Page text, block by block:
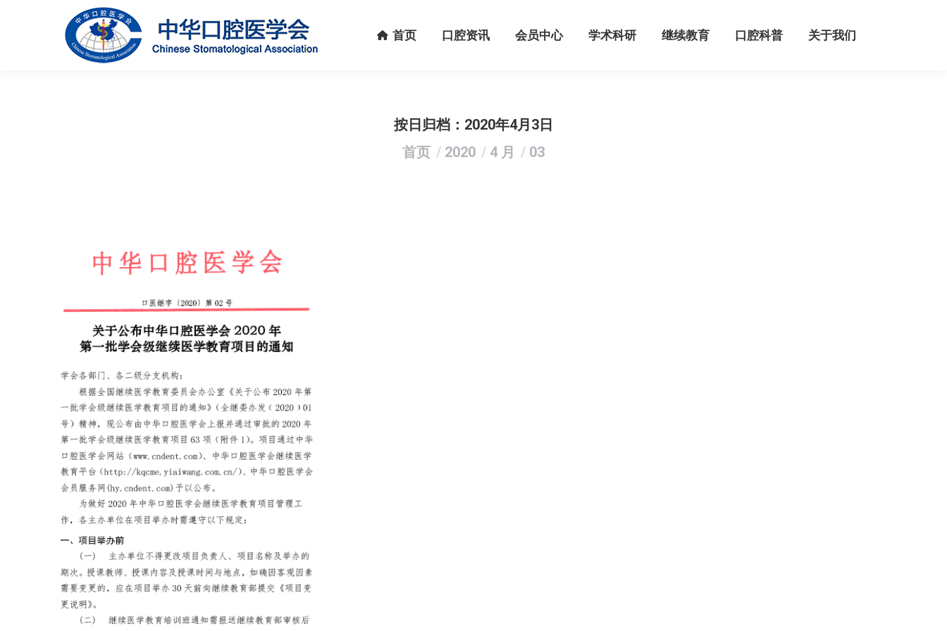
首页 口腔资讯 会员中心 学术科研 继续教育 口腔科普 关于我们
按日归档： 2020年4月3日
您在这里：
首页 2020 4 月 03